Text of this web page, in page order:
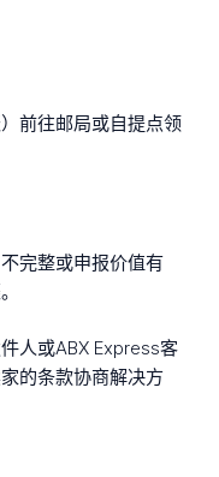
前往邮局或自提点领
完整或申报价值有
人或ABX Express客
的条款协商解决方